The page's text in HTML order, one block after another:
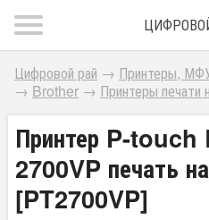
Цифровой рай → Принтеры,
→ Brother → Принтеры печати
Принтер P-
2700VP печать
[PT2700VP]